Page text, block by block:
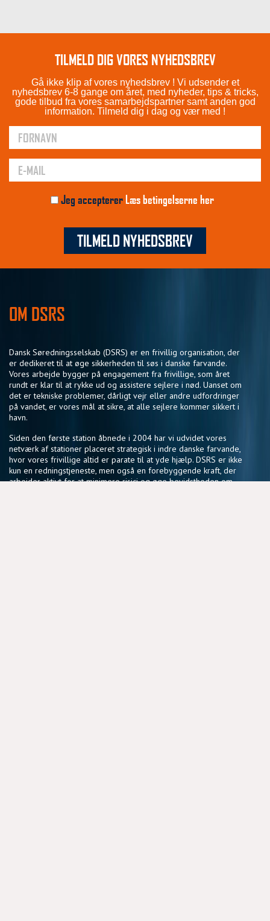
TILMELD DIG VORES NYHEDSBREV
Gå ikke klip af vores nyhedsbrev ! Vi udsender et
nyhedsbrev 6-8 gange om året, med nyheder, tips & tricks,
gode tilbud fra vores samarbejdspartner samt anden god
information. Tilmeld dig i dag og vær med !
Jeg acceptererLæs betingelserne her
TILMELD NYHEDSBREV
OM DSRS
Dansk Søredningsselskab (DSRS) er en frivillig organisation, der
er dedikeret til at øge sikkerheden til søs i danske farvande.
Vores arbejde bygger på engagement fra frivillige, som året
rundt er klar til at rykke ud og assistere sejlere i nød. Uanset om
det er tekniske problemer, dårligt vejr eller andre udfordringer
på vandet, er vores mål at sikre, at alle sejlere kommer sikkert i
havn.
Siden den første station åbnede i 2004 har vi udvidet vores
netværk af stationer placeret strategisk i indre danske farvande,
hvor vores frivillige altid er parate til at yde hjælp. DSRS er ikke
kun en redningstjeneste, men også en forebyggende kraft, der
arbejder aktivt for at minimere risici og øge bevidstheden om